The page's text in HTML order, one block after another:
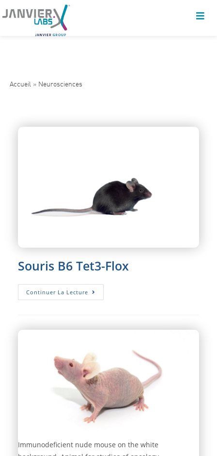
Accueil » Neurosciences
Souris B6 Tet3-Flox
Continuer La Lecture Souris
B6
Immunodeficient nude mouse on the white